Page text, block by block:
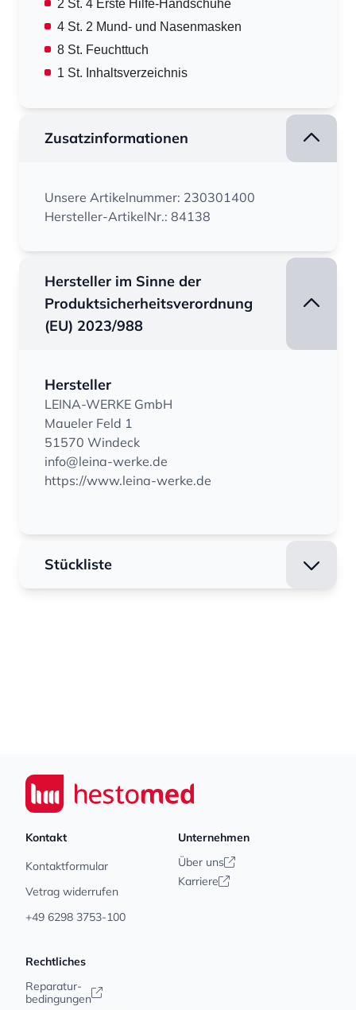
2 St. 4 Erste Hilfe-Handschuhe
4 St. 2 Mund- und Nasenmasken
8 St. Feuchttuch
1 St. Inhaltsverzeichnis
Zusatzinformationen
Unsere Artikelnummer: 230301400
Hersteller-ArtikelNr.: 84138
Hersteller im Sinne der
Produktsicherheitsverordnung
(EU) 2023/988
Hersteller
LEINA-WERKE GmbH
Maueler Feld 1
51570 Windeck
info@leina-werke.de
https://www.leina-werke.de
Stückliste
Seiwert GmbH
Kontakt
Kontaktformular
Vetrag widerrufen
+49 6298 3753-100
Unternehmen
Über uns
Karriere
Rechtliches
Reparatur-
bedingungen